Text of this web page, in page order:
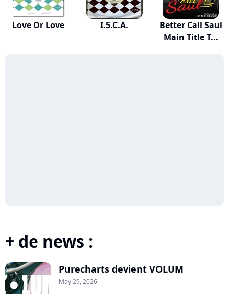
Love Or Love I.5.C.A.
Better Call Saul
Main Title T...
+ de news :
Purecharts devient VOLUM
May 29, 2026